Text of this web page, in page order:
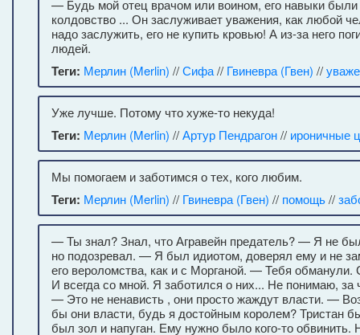
— Будь мой отец врачом или воином, его навыки
колдовство ... Он заслуживает уважения, как любой
надо заслужить, его не купить кровью! А из-за него
людей.
Теги: Мерлин (Merlin) //Сифа// Гвиневра (Гвен) //
Уже лучше. Потому что хуже-то некуда!
Теги: Мерлин (Merlin) //Артур Пендрагон// ироничные
Мы помогаем и заботимся о тех, кого любим.
Теги: Мерлин (Merlin) // Гвиневра (Гвен) // помощь//
— Ты знал? Знал, что Агравейн предатель? — Я не
но подозревал. — Я был идиотом, доверял ему и не
его вероломства, как и с Морганой. — Тебя
И всегда со мной. Я заботился о них... Не понимаю, за
— Это не ненависть , они просто жаждут власти. —
бы они власти, будь я достойным королем? Тристан
был зол и напуган. Ему нужно было кого-то обвинить.